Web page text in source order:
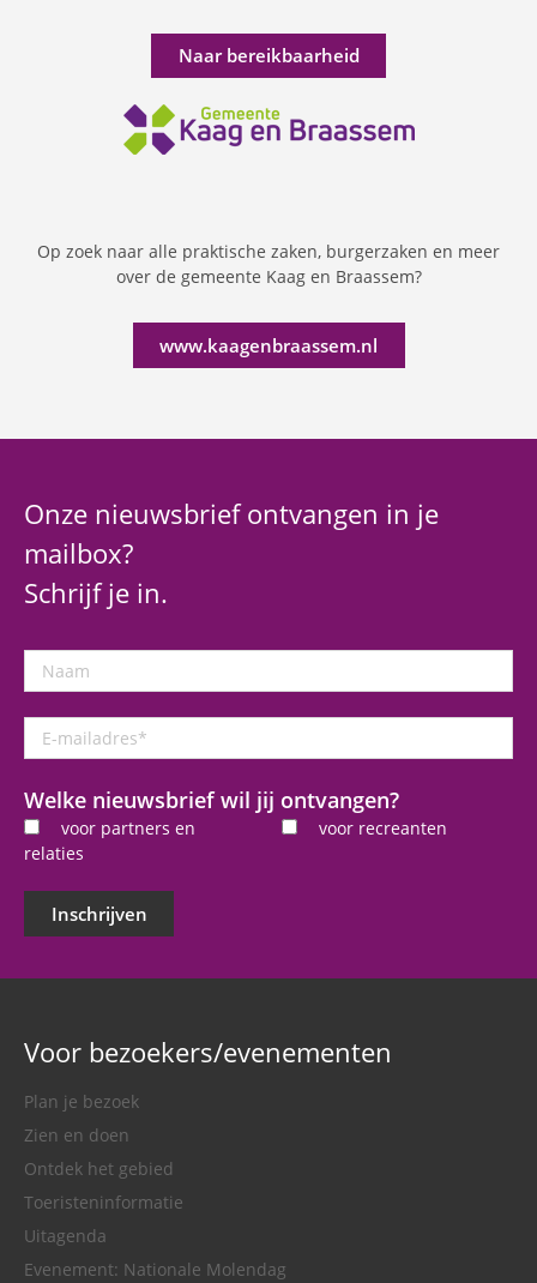
Naar bereikbaarheid
Op zoek naar alle praktische zaken, burgerzaken en meer
over de gemeente Kaag en Braassem?
www.kaagenbraassem.nl
Onze nieuwsbrief ontvangen in je
mailbox?
Schrijf je in.
Naam
mailadres
Welke nieuwsbrief wil jij ontvangen?
voor partners en
relaties
voor recreanten
Inschrijven
Voor bezoekers/evenementen
Plan je bezoek
Zien en doen
Ontdek het gebied
Toeristeninformatie
Uitagenda
Evenement: Nationale Molendag